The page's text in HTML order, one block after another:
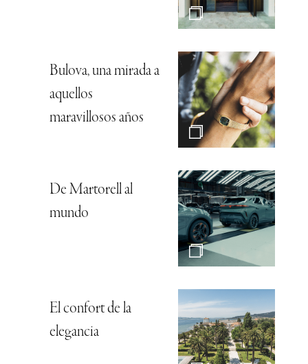
Bulova, una mirada a
aquellos
maravillosos años
De Martorell al
mundo
El confort de la
elegancia